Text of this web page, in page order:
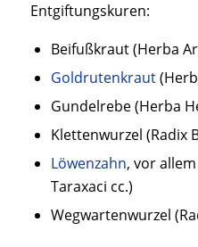
Entgiftungskuren:
Beifußkraut (Herba
Goldrutenkraut
Gundelrebe (Herba
Klettenwurzel (Radix
Löwenzahn, vor
Taraxaci cc.)
Wegwartenwurzel